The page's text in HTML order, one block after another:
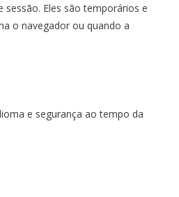
sessão. Eles são temporários e
o navegador ou quando a
e segurança ao tempo da